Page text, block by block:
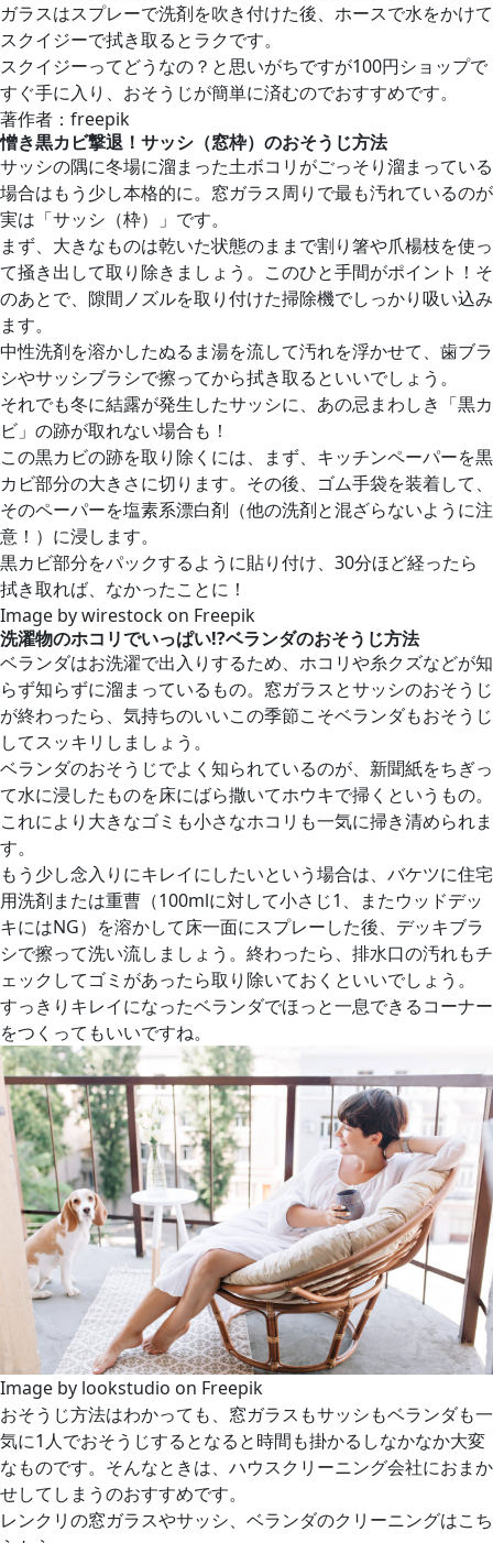
ガラスはスプレーで洗剤を吹き付けた後、ホースで水をかけて
スクイジーで拭き取るとラクです。
スクイジーってどうなの？と思いがちですが100円ショップで
すぐ手に入り、おそうじが簡単に済むのでおすすめです。
著作者：freepik
憎き黒カビ撃退！サッシ（窓枠）のおそうじ方法
サッシの隅に冬場に溜まった土ボコリがごっそり溜まっている
場合はもう少し本格的に。窓ガラス周りで最も汚れているのが
実は「サッシ（枠）」です。
まず、大きなものは乾いた状態のままで割り箸や爪楊枝を使っ
て掻き出して取り除きましょう。このひと手間がポイント！そ
のあとで、隙間ノズルを取り付けた掃除機でしっかり吸い込み
ます。
中性洗剤を溶かしたぬるま湯を流して汚れを浮かせて、歯ブラ
シやサッシブラシで擦ってから拭き取るといいでしょう。
それでも冬に結露が発生したサッシに、あの忌まわしき「黒カ
ビ」の跡が取れない場合も！
この黒カビの跡を取り除くには、まず、キッチンペーパーを黒
カビ部分の大きさに切ります。その後、ゴム手袋を装着して、
そのペーパーを塩素系漂白剤（他の洗剤と混ざらないように注
意！）に浸します。
黒カビ部分をパックするように貼り付け、30分ほど経ったら
拭き取れば、なかったことに！
Image by wirestock on Freepik
洗濯物のホコリでいっぱい!?ベランダのおそうじ方法
ベランダはお洗濯で出入りするため、ホコリや糸クズなどが知
らず知らずに溜まっているもの。窓ガラスとサッシのおそうじ
が終わったら、気持ちのいいこの季節こそベランダもおそうじ
してスッキリしましょう。
ベランダのおそうじでよく知られているのが、新聞紙をちぎっ
て水に浸したものを床にばら撒いてホウキで掃くというもの。
これにより大きなゴミも小さなホコリも一気に掃き清められま
す。
もう少し念入りにキレイにしたいという場合は、バケツに住宅
用洗剤または重曹（100mlに対して小さじ1、またウッドデッ
キにはNG）を溶かして床一面にスプレーした後、デッキブラ
シで擦って洗い流しましょう。終わったら、排水口の汚れもチ
ェックしてゴミがあったら取り除いておくといいでしょう。
すっきりキレイになったベランダでほっと一息できるコーナー
をつくってもいいですね。
Image by lookstudio on Freepik
おそうじ方法はわかっても、窓ガラスもサッシもベランダも一
気に1人でおそうじするとなると時間も掛かるしなかなか大変
なものです。そんなときは、ハウスクリーニング会社におまか
せしてしまうのおすすめです。
レンクリの窓ガラスやサッシ、ベランダのクリーニングはこち